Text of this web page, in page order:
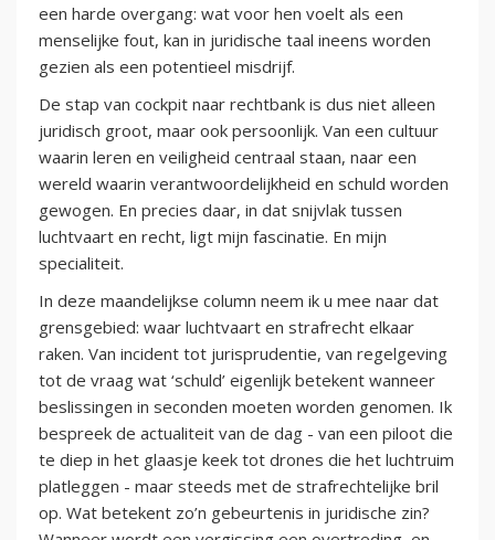
een harde overgang: wat voor hen voelt als een
menselijke fout, kan in juridische taal ineens worden
gezien als een potentieel misdrijf.
De stap van cockpit naar rechtbank is dus niet alleen
juridisch groot, maar ook persoonlijk. Van een cultuur
waarin leren en veiligheid centraal staan, naar een
wereld waarin verantwoordelijkheid en schuld worden
gewogen. En precies daar, in dat snijvlak tussen
luchtvaart en recht, ligt mijn fascinatie. En mijn
specialiteit.
In deze maandelijkse column neem ik u mee naar dat
grensgebied: waar luchtvaart en strafrecht elkaar
raken. Van incident tot jurisprudentie, van regelgeving
tot de vraag wat ‘schuld’ eigenlijk betekent wanneer
beslissingen in seconden moeten worden genomen. Ik
bespreek de actualiteit van de dag - van een piloot die
te diep in het glaasje keek tot drones die het luchtruim
platleggen - maar steeds met de strafrechtelijke bril
op. Wat betekent zo’n gebeurtenis in juridische zin?